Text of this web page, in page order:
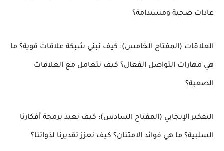
عادات صحية ومستدامة؟
العلاقات (المفتاح الخامس): كيف نبني شبكة علاقات قوية؟ ما
هي مهارات التواصل الفعال؟ كيف نتعامل مع العلاقات
الصعبة؟
التفكير الإيجابي (المفتاح السادس): كيف نعيد برمجة أفكارنا
السلبية؟ ما هي فوائد الامتنان؟ كيف نعزز تقديرنا لذواتنا؟